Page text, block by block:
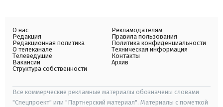
О нас
Редакция
Редакционная политика
О телеканале
Телеведущие
Вакансии
Структура собственности
Рекламодателям
Правила пользования
Политика конфиденциальности
Техническая информация
Контакты
Архив
Все коммерческие рекламные материалы обозначены словами
"Спецпроект" или "Партнерский материал". Материалы с пометкой